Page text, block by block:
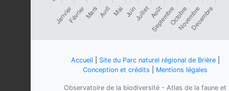
Accueil Site du Parc naturel régional de Brière|
Conception et crédits
Mentions légales
Observatoire de la biodiversité - Atlas de la faune et